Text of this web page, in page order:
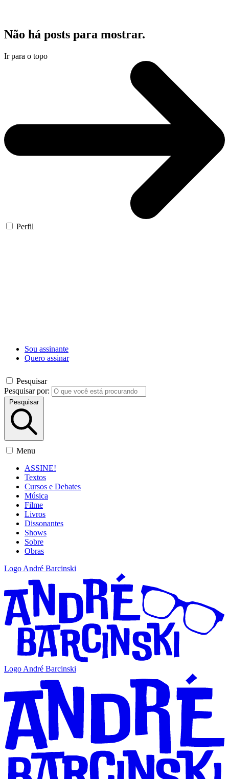
Não há posts para mostrar.
Ir para o topo
Perfil
Sou assinante
Quero assinar
Pesquisar
Pesquisar por:
Pesquisar
Menu
ASSINE!
Textos
Cursos e Debates
Música
Filme
Livros
Dissonantes
Shows
Sobre
Obras
Logo André Barcinski
Logo André Barcinski